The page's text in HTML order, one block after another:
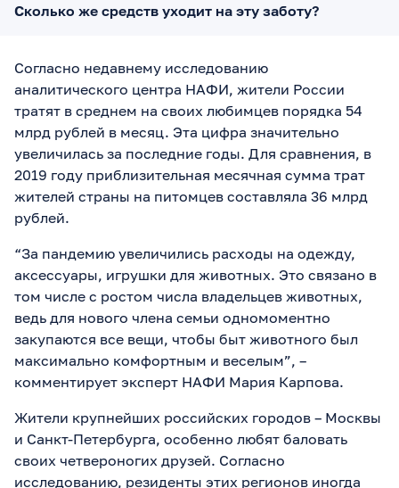
Сколько же средств уходит на эту заботу?
Согласно недавнему исследованию
аналитического центра НАФИ, жители России
тратят в среднем на своих любимцев порядка 54
млрд рублей в месяц. Эта цифра значительно
увеличилась за последние годы. Для сравнения, в
2019 году приблизительная месячная сумма трат
жителей страны на питомцев составляла 36 млрд
рублей.
“За пандемию увеличились расходы на одежду,
аксессуары, игрушки для животных. Это связано в
том числе с ростом числа владельцев животных,
ведь для нового члена семьи одномоментно
закупаются все вещи, чтобы быт животного был
максимально комфортным и веселым”, –
комментирует эксперт НАФИ Мария Карпова.
Жители крупнейших российских городов – Москвы
и Санкт-Петербурга, особенно любят баловать
своих четвероногих друзей. Согласно
исследованию, резиденты этих регионов иногда